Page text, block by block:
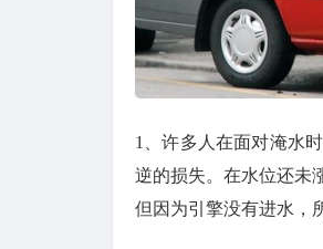
1、许多人在面对淹水
逆的损失。在水位还未
但因为引擎没有进水，